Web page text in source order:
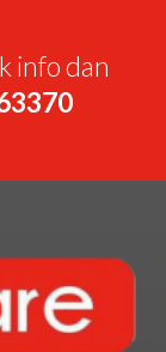
info dan